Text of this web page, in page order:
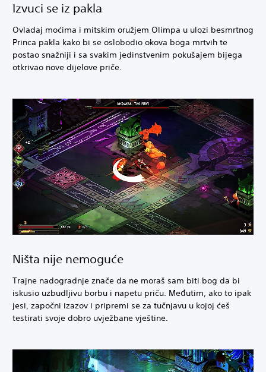
Izvuci se iz pakla
Ovladaj moćima i mitskim oružjem Olimpa u ulozi besmrtnog
Princa pakla kako bi se oslobodio okova boga mrtvih te
postao snažniji i sa svakim jedinstvenim pokušajem bijega
otkrivao nove dijelove priče.
Ništa nije nemoguće
Trajne nadogradnje znače da ne moraš sam biti bog da bi
iskusio uzbudljivu borbu i napetu priču. Međutim, ako to ipak
jesi, započni izazov i pripremi se za tučnjavu u kojoj ćeš
testirati svoje dobro uvježbane vještine.